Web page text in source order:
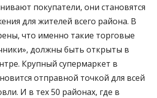
покупатели, они становятся
для жителей всего района. В
что именно такие торговые
должны быть открыты в
Крупный супермаркет в
отправной точкой для всей
И в тех 50 районах, где в